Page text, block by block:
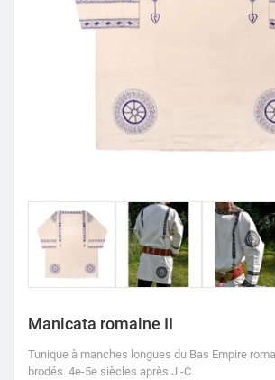
Manicata romaine II
Tunique à manches longues du Bas Empire
brodés. 4e-5e siècles après J.-C.